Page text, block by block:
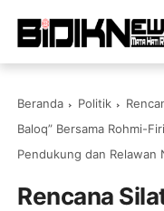
Beranda Politik
Baloq” Bersama Rohmi-
Pendukung dan Relawan
Rencana